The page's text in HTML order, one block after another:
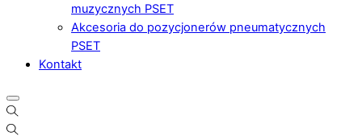
muzycznych PSET
Akcesoria do pozycjonerów pneumatycznych
PSET
Kontakt